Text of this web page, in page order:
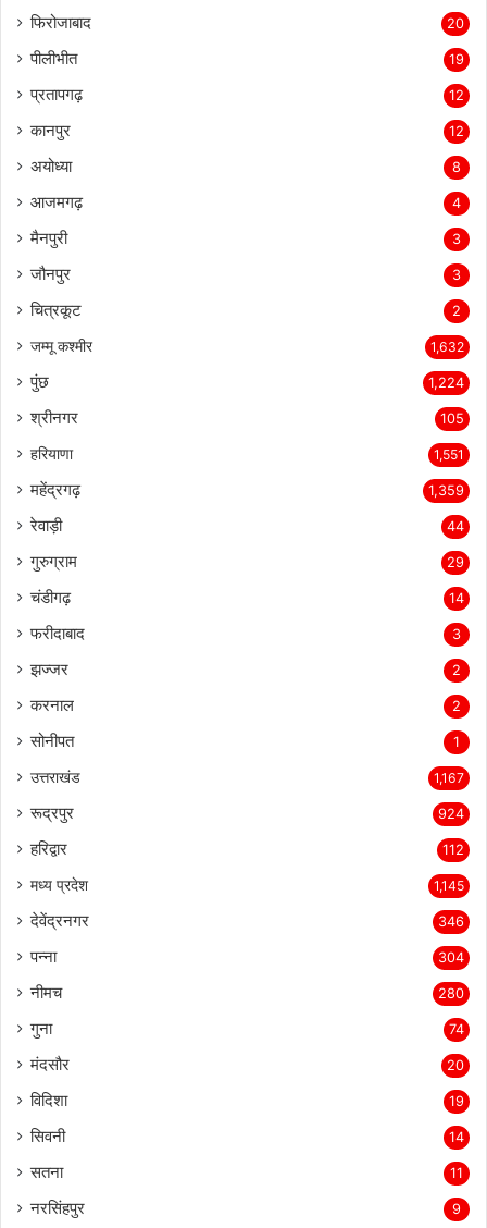
फिरोजाबाद 20
पीलीभीत 19
प्रतापगढ़ 12
कानपुर 12
अयोध्या 8
आजमगढ़ 4
मैनपुरी 3
जौनपुर 3
चित्रकूट 2
जम्मू कश्मीर 1,632
पुंछ 1,224
श्रीनगर 105
हरियाणा 1,551
महेंद्रगढ़ 1,359
रेवाड़ी 44
गुरुग्राम 29
चंडीगढ़ 14
फरीदाबाद 3
झज्जर 2
करनाल 2
सोनीपत 1
उत्तराखंड 1,167
रूद्रपुर 924
हरिद्वार 112
मध्य प्रदेश 1,145
देवेंद्रनगर 346
पन्ना 304
नीमच 280
गुना 74
मंदसौर 20
विदिशा 19
सिवनी 14
सतना 11
नरसिंहपुर 9